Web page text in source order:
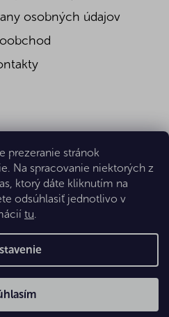
prezeranie stránok
Na spracovanie niektorých z
ktorý dáte kliknutím na
odsúhlasiť jednotlivo v
tu.
osobných údajov
Shoptet Premium
Company, spol. s r.o.. Všetky
vyhradené.